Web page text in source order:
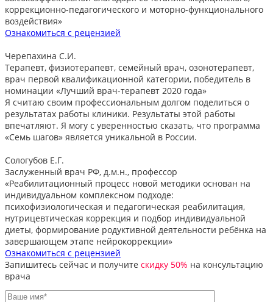
коррекционно-педагогического и моторно-функционального
воздействия»
Ознакомиться с рецензией
Черепахина С.И.
Терапевт, физиотерапевт, семейный врач, озонотерапевт,
врач первой квалификационной категории, победитель в
номинации «Лучший врач-терапевт 2020 года»
Я считаю своим профессиональным долгом поделиться о
результатах работы клиники. Результаты этой работы
впечатляют. Я могу с уверенностью сказать, что программа
«Семь шагов» является уникальной в России.
Сологубов Е.Г.
Заслуженный врач РФ, д.м.н., профессор
«Реабилитационный процесс новой методики основан на
индивидуальном комплексном подходе:
психофизиологическая и педагогическая реабилитация,
нутрицевтическая коррекция и подбор индивидуальной
диеты, формирование родуктивной деятельности ребёнка на
завершающем этапе нейрокоррекции»
Ознакомиться с рецензией
Запишитесь сейчас и получите скидку 50% на консультацию
врача